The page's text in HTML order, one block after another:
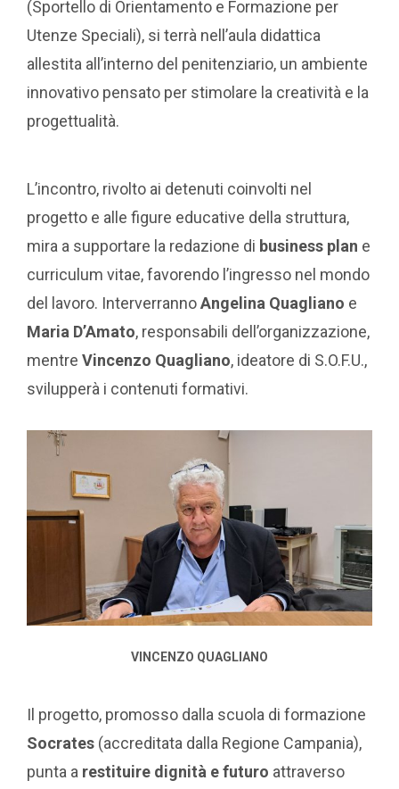
(Sportello di Orientamento e Formazione per
Utenze Speciali), si terrà nell’aula didattica
allestita all’interno del penitenziario, un ambiente
innovativo pensato per stimolare la creatività e la
progettualità.
L’incontro, rivolto ai detenuti coinvolti nel
progetto e alle figure educative della struttura,
mira a supportare la redazione di business plan e
curriculum vitae, favorendo l’ingresso nel mondo
del lavoro. InterverrannoAngelina Quagliano e
Maria D’Amato, responsabili dell’organizzazione,
mentre Vincenzo Quagliano, ideatore di S.O.F.U.,
svilupperà i contenuti formativi.
VINCENZO QUAGLIANO
Il progetto, promosso dalla scuola di formazione
Socrates (accreditata dalla Regione Campania),
punta a restituire dignità e futuro attraverso